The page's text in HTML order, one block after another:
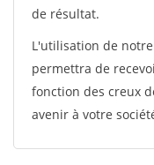
de résultat.
L'utilisation de
permettra de
fonction des creux
avenir à votre